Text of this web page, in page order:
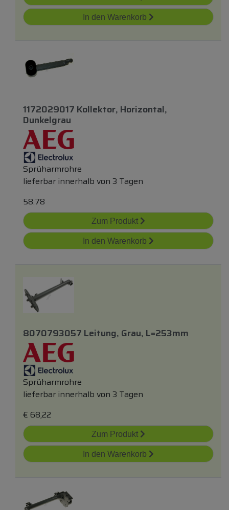
In den Warenkorb
1172029017 Kollektor, Horizontal,
Dunkelgrau
Sprüharmrohre
lieferbar innerhalb von 3 Tagen
58.78
Zum Produkt
In den Warenkorb
8070793057 Leitung, Grau, L=253mm
Sprüharmrohre
lieferbar innerhalb von 3 Tagen
€ 68,22
Zum Produkt
In den Warenkorb